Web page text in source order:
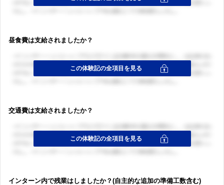
昼食費は支給されましたか？
交通費は支給されましたか？
インターン内で残業はしましたか？(自主的な追加の準備工数含む)